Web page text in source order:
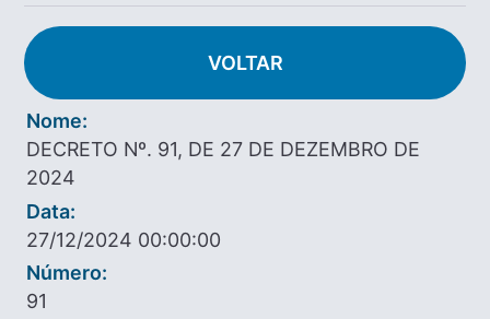
VOLTAR
Nome:
DECRETO Nº. 91, DE 27 DE DEZEMBRO DE
2024
Data:
27/12/2024 00:00:00
Número:
91